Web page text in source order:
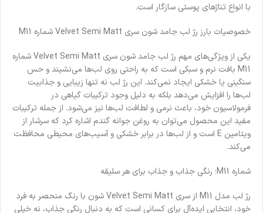
با انواع تناژهای پوستی سازگار است.
خصوصیات بارز رژ لب جامد شون سری Velvet Semi Matt شماره M11
یکی از ویژگی‌های مهم رژ لب جامد شون سری Velvet Semi Matt شماره
M11 بافت نرم و سبکی است که به راحتی روی لب‌ها می‌نشیند و حس
سنگینی یا خشکی ایجاد نمی‌کند. این رژ لب نه تنها زیبایی و جذابیت
لب‌ها را افزایش می‌دهد بلکه به دلیل وجود ترکیبات گیاهی در
فرمولاسیون خود، باعث نرمی و لطافت لب‌ها نیز می‌شود. از جمله ترکیبات
مفید این محصول می‌توان به روغن جوانه گندم اشاره کرد که سرشار از
ویتامین E است و از لب‌ها در برابر خشکی و آسیب‌های محیطی محافظت
می‌کند.
شماره M11؛ رنگی جذاب و جذاب برای هر سلیقه
رژ لب مدل M11 از سری Velvet Semi Matt شون با رنگ منحصر به فرد
خود، انتخابی ایده‌آل برای کسانی است که به دنبال رنگی جذاب، نه خیلی